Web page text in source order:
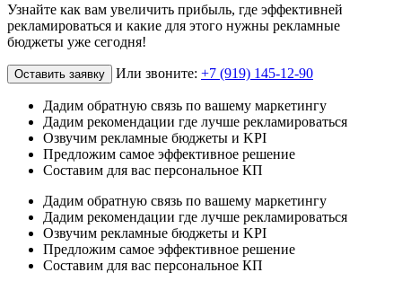
Узнайте как вам увеличить прибыль, где эффективней
рекламироваться и какие для этого нужны рекламные
бюджеты уже сегодня!
Оставить заявку Или звоните: +7 (919) 145-12-90
Дадим обратную связь по вашему маркетингу
Дадим рекомендации где лучше рекламироваться
Озвучим рекламные бюджеты и KPI
Предложим самое эффективное решение
Составим для вас персональное КП
Дадим обратную связь по вашему маркетингу
Дадим рекомендации где лучше рекламироваться
Озвучим рекламные бюджеты и KPI
Предложим самое эффективное решение
Составим для вас персональное КП